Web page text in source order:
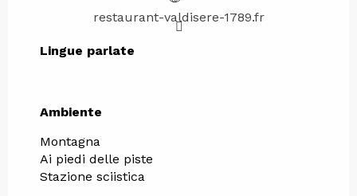
restaurant-valdisere-1789.fr
Lingue parlate
Lingue parlate
Ambiente
Ambiente
Montagna
Ai piedi delle piste
Stazione sciistica